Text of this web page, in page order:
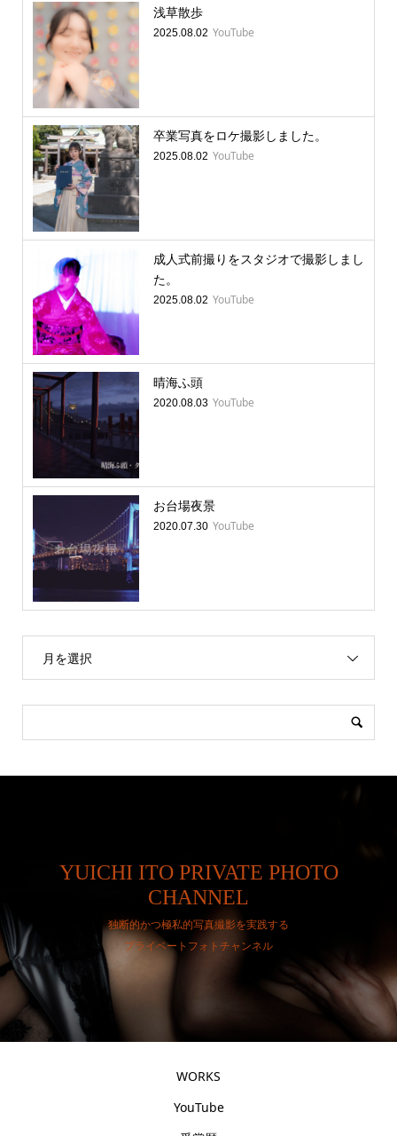
浅草散歩
2025.08.02 YouTube
卒業写真をロケ撮影しました。
2025.08.02 YouTube
成人式前撮りをスタジオで撮影しまし
た。
2025.08.02 YouTube
晴海ふ頭
2020.08.03 YouTube
お台場夜景
2020.07.30 YouTube
月を選択
YUICHI ITO PRIVATE PHOTO
CHANNEL
独断的かつ極私的写真撮影を実践する
プライベートフォトチャンネル
WORKS
YouTube